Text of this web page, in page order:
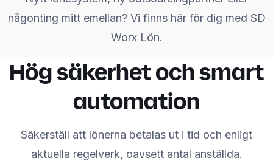
någonting mitt emellan? Vi finns här för dig med SD
Worx Lön.
Hög säkerhet och smart
automation
Säkerställ att lönerna betalas ut i tid och enligt
aktuella regelverk, oavsett antal anställda.